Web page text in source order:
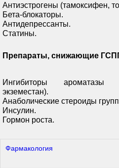
Антиэстрогены (тамоксифен,
Бета-блокаторы.
Антидепрессанты.
Статины.
Препараты, снижающие
Ингибиторы ароматазы
экземестан).
Анаболические стероиды
Инсулин.
Гормон роста.
Фармакология